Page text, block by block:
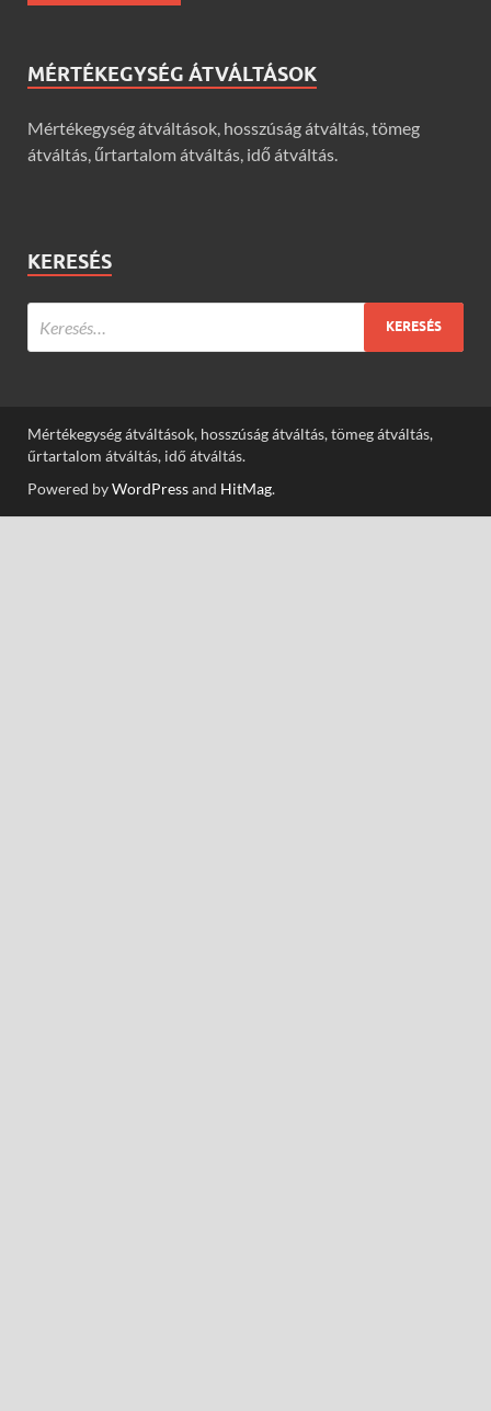
MÉRTÉKEGYSÉG ÁTVÁLTÁSOK
Mértékegység átváltások, hosszúság átváltás, tömeg
átváltás, űrtartalom átváltás, idő átváltás.
KERESÉS
Mértékegység átváltások, hosszúság átváltás, tömeg átváltás,
űrtartalom átváltás, idő átváltás.
Powered byWordPressand HitMag.